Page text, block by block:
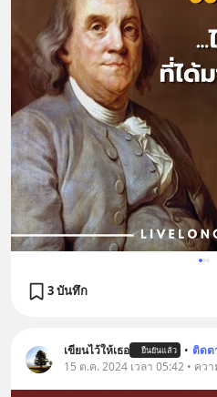
3 บันทึก
เขียนไว้ให้เธอ ยืนยันแล้ว • ติดต
15 ต.ค. 2024 เวลา 05:42 • คว